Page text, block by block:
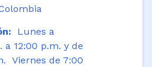
Lunes a
a 12:00 p.m. y de
Viernes de 7:00